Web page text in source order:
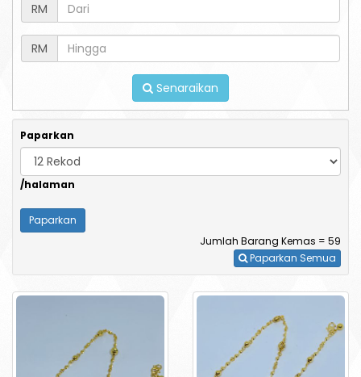
RM
RM
Senaraikan
Paparkan
/halaman
Jumlah Barang Kemas = 59
Paparkan Semua